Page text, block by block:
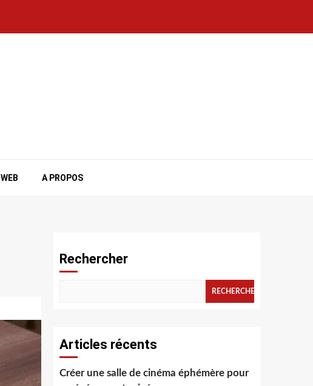
WEB A PROPOS
Rechercher
RECHERCHER
Articles récents
Créer une salle de cinéma éphémère pour